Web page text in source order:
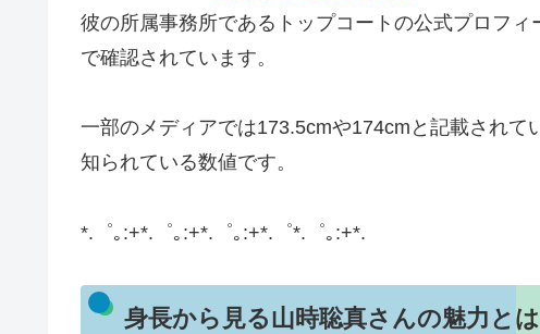
彼の所属事務所であるトップコートの公式プロフ
で確認されています。
一部のメディアでは173.5cmや174cmと記載され
知られている数値です。
*.゜｡:+*.゜｡:+*.゜｡:+*.゜*.゜｡:+*.
身長から見る山時聡真さんの魅力とは